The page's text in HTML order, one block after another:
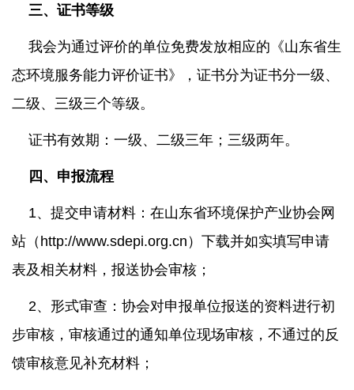
三、证书等级
我会为通过评价的单位免费发放相应的《山东省生
态环境服务能力评价证书》，证书分为证书分一级、
二级、三级三个等级。
证书有效期：一级、二级三年；三级两年。
四、申报流程
1、提交申请材料：在山东省环境保护产业协会网
站（http://www.sdepi.org.cn）下载并如实填写申请
表及相关材料，报送协会审核；
2、形式审查：协会对申报单位报送的资料进行初
步审核，审核通过的通知单位现场审核，不通过的反
馈审核意见补充材料；